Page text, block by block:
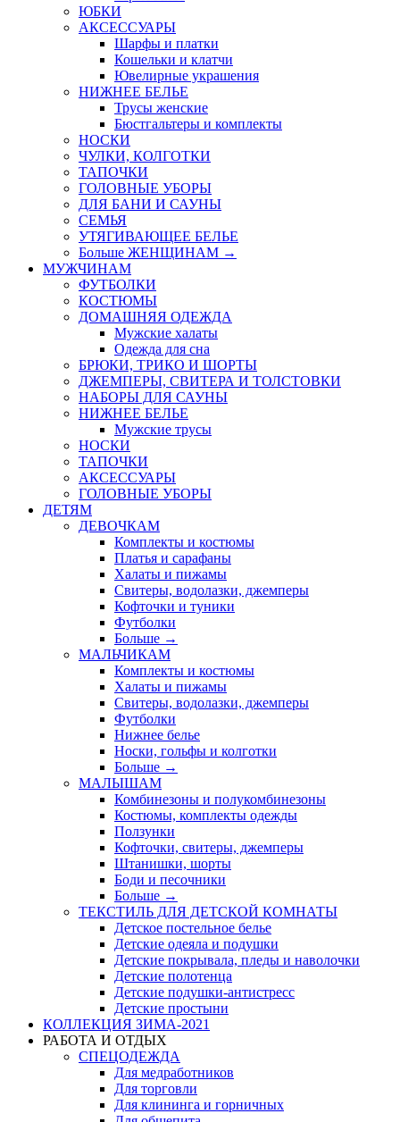
ЮБКИ
AКСЕССУАРЫ
Шарфы и платки
Кошельки и клатчи
Ювелирные украшения
НИЖНЕЕ БЕЛЬЕ
Трусы женские
Бюстгальтеры и комплекты
НОСКИ
ЧУЛКИ, КОЛГОТКИ
ТАПОЧКИ
ГОЛОВНЫЕ УБОРЫ
ДЛЯ БАНИ И САУНЫ
СЕМЬЯ
УТЯГИВАЮЩЕЕ БЕЛЬЕ
Больше ЖЕНЩИНАМ →
МУЖЧИНАМ
ФУТБОЛКИ
КОСТЮМЫ
ДОМАШНЯЯ ОДЕЖДА
Мужские халаты
Одежда для сна
БРЮКИ, ТРИКО И ШОРТЫ
ДЖЕМПЕРЫ, СВИТЕРА И ТОЛСТОВКИ
НАБОРЫ ДЛЯ САУНЫ
НИЖНЕЕ БЕЛЬЕ
Мужские трусы
НОСКИ
ТАПОЧКИ
АКСЕССУАРЫ
ГОЛОВНЫЕ УБОРЫ
ДЕТЯМ
ДЕВОЧКАМ
Комплекты и костюмы
Платья и сарафаны
Халаты и пижамы
Свитеры, водолазки, джемперы
Кофточки и туники
Футболки
Больше →
МАЛЬЧИКАМ
Комплекты и костюмы
Халаты и пижамы
Свитеры, водолазки, джемперы
Футболки
Нижнее белье
Носки, гольфы и колготки
Больше →
МАЛЫШАМ
Комбинезоны и полукомбинезоны
Костюмы, комплекты одежды
Ползунки
Кофточки, свитеры, джемперы
Штанишки, шорты
Боди и песочники
Больше →
ТЕКСТИЛЬ ДЛЯ ДЕТСКОЙ КОМНАТЫ
Детское постельное белье
Детские одеяла и подушки
Детские покрывала, пледы и наволочки
Детские полотенца
Детские подушки-антистресс
Детские простыни
КОЛЛЕКЦИЯ ЗИМА-2021
РАБОТА И ОТДЫХ
СПЕЦОДЕЖДА
Для медработников
Для торговли
Для клининга и горничных